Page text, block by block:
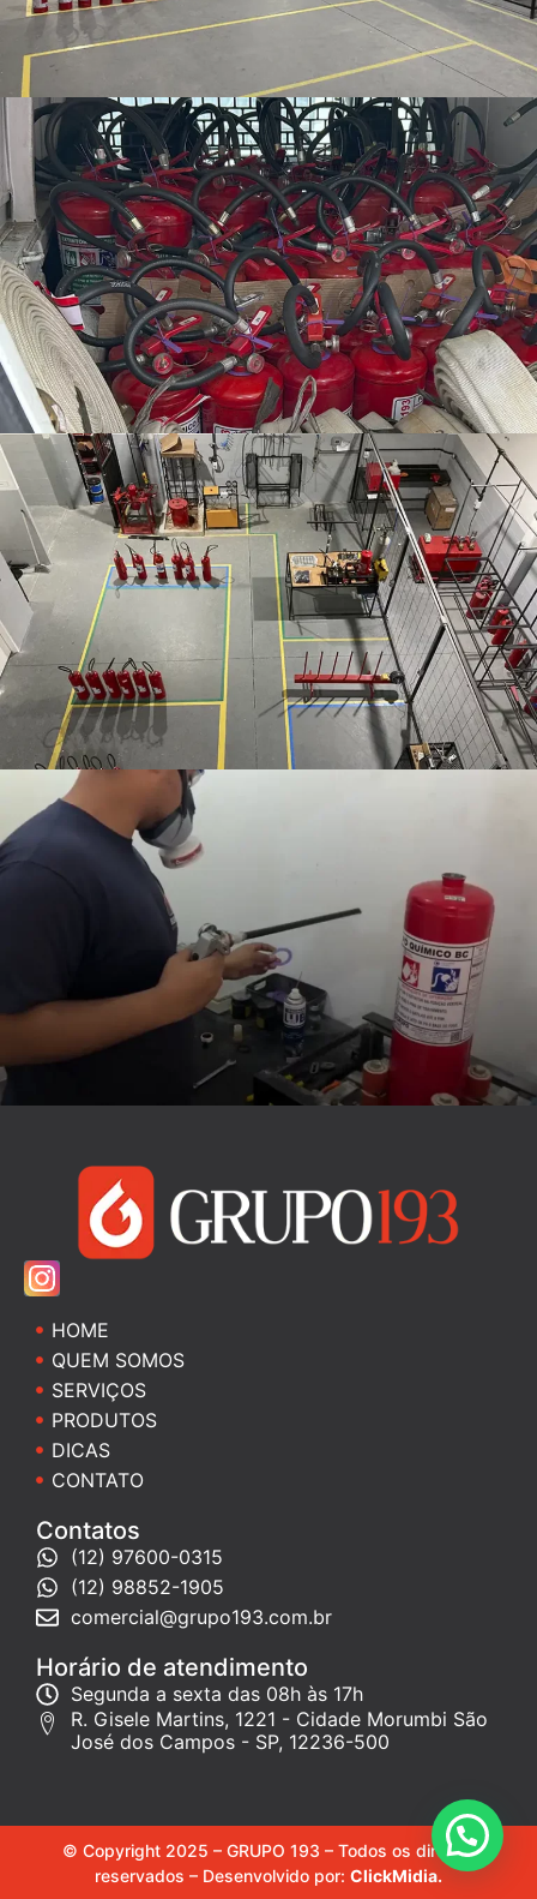
HOME
QUEM SOMOS
SERVIÇOS
PRODUTOS
DICAS
CONTATO
Contatos
(12) 97600-0315
(12) 98852-1905
comercial@grupo193.com.br
Horário de atendimento
Segunda a sexta das 08h às 17h
R. Gisele Martins, 1221 - Cidade Morumbi São
José dos Campos - SP, 12236-500
© Copyright 2025 – GRUPO 193 – Todos os direitos
reservados – Desenvolvido por: ClickMidia.